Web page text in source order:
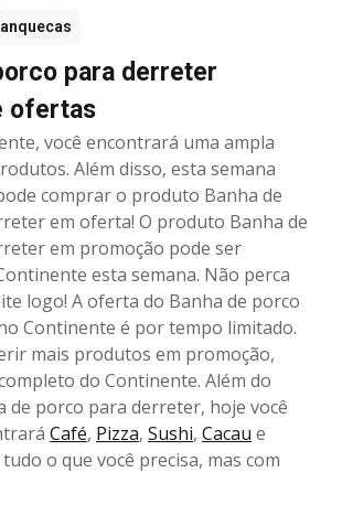
para derreter
ofertas
você encontrará uma ampla
Além disso, esta semana
comprar o produto Banha de
em oferta! O produto Banha de
em promoção pode ser
esta semana. Não perca
logo! A oferta do Banha de porco
Continente é por tempo limitado.
mais produtos em promoção,
do Continente. Além do
de porco para derreter, hoje você
Café, Pizza, Sushi, Cacau e
o que você precisa, mas com